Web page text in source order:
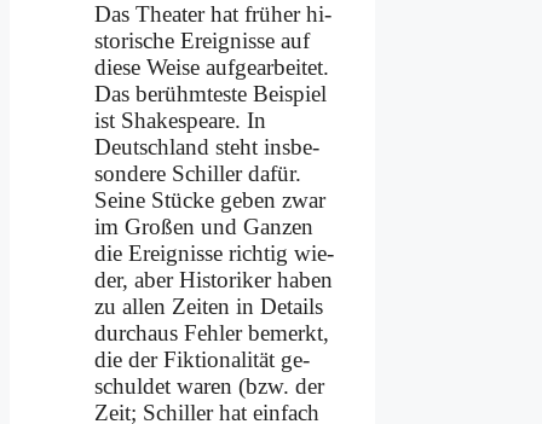
Das Thea­ter hat frü­her hi­
sto­ri­sche Er­eig­nis­se auf
die­se Wei­se auf­ge­ar­bei­tet.
Das be­rühm­te­ste Bei­spiel
ist Shake­speare. In
Deutsch­land steht ins­be­
son­de­re Schil­ler da­für.
Sei­ne Stücke ge­ben zwar
im Gro­ßen und Gan­zen
die Er­eig­nis­se rich­tig wie­
der, aber Hi­sto­ri­ker ha­ben
zu al­len Zei­ten in De­tails
durch­aus Feh­ler be­merkt,
die der Fik­tio­na­li­tät ge­
schul­det wa­ren (bzw. der
Zeit; Schil­ler hat ein­fach